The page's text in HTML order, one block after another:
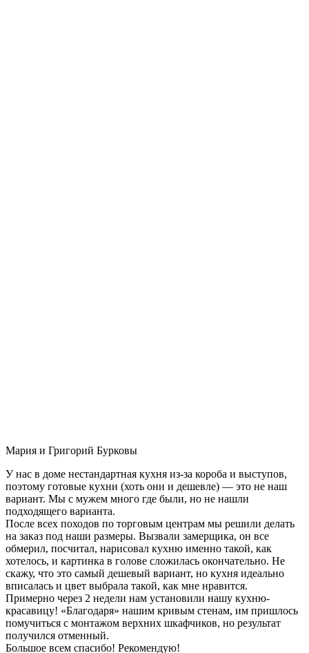
Мария и Григорий Бурковы
У нас в доме нестандартная кухня из-за короба и выступов,
поэтому готовые кухни (хоть они и дешевле) — это не наш
вариант. Мы с мужем много где были, но не нашли
подходящего варианта.
После всех походов по торговым центрам мы решили делать
на заказ под наши размеры. Вызвали замерщика, он все
обмерил, посчитал, нарисовал кухню именно такой, как
хотелось, и картинка в голове сложилась окончательно. Не
скажу, что это самый дешевый вариант, но кухня идеально
вписалась и цвет выбрала такой, как мне нравится.
Примерно через 2 недели нам установили нашу кухню-
красавицу! «Благодаря» нашим кривым стенам, им пришлось
помучиться с монтажом верхних шкафчиков, но результат
получился отменный.
Большое всем спасибо! Рекомендую!